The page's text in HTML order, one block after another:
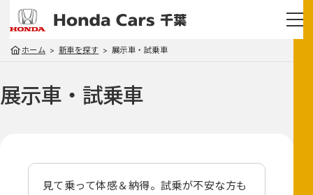
ホーム 新車を探す 展示車・試乗車
展示車・試乗車
見て乗って体感＆納得。試乗が不安な方も